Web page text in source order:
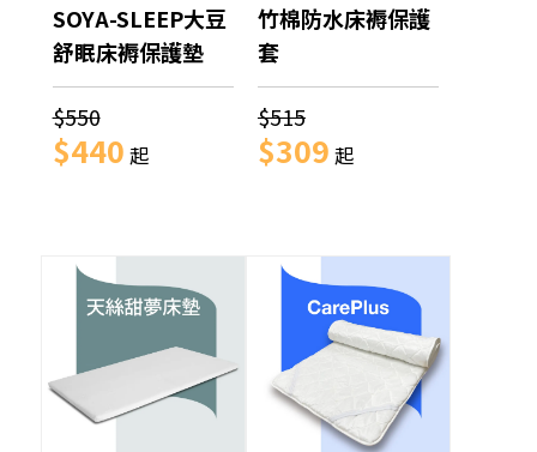
SOYA-SLEEP大豆
舒眠床褥保護墊
$550
$440 起
竹棉防水床褥保護
套
$515
$309 起